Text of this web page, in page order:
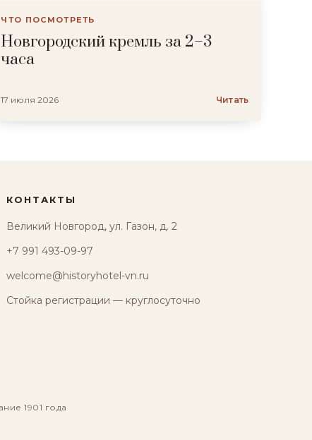
ЧТО ПОСМОТРЕТЬ
Новгородский кремль за 2–3
часа
17 июля 2026 Читать
КОНТАКТЫ
Великий Новгород, ул. Газон, д. 2
+7 991 493-09-97
welcome@historyhotel-vn.ru
Стойка регистрации — круглосуточно
1901 года